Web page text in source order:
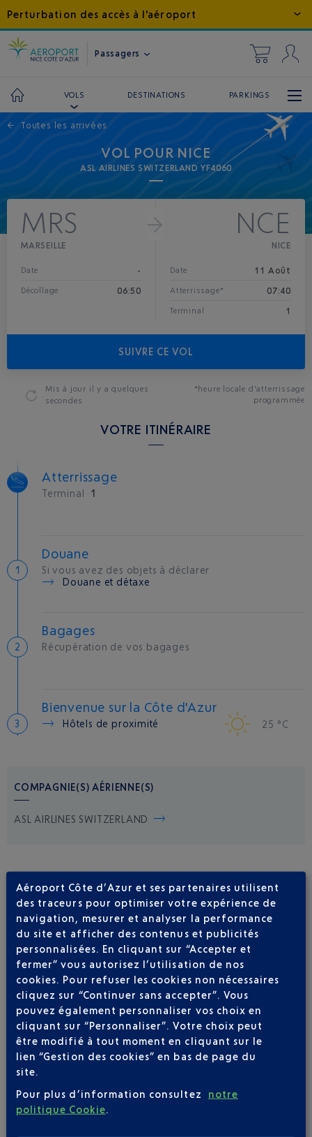
Perturbation des accès à l'aéroport
Passagers
VOLS DESTINATIONS PARKINGS
← Toutes les arrivées
VOL POUR NICE
ASL AIRLINES SWITZERLAND YF4060
MRS
MARSEILLE
Date -
Décollage 06:50
NCE
NICE
Date 11 Août
Atterrissage* 07:40
Terminal 1
SUIVRE CE VOL
Mis à jour il y a quelques
secondes
*heure locale d'atterrissage
programmée
VOTRE ITINÉRAIRE
Atterrissage
Terminal 1
Douane
Si vous avez des objets à déclarer
Douane et détaxe
Bagages
Récupération de vos bagages
Bienvenue sur la Côte d'Azur
Hôtels de proximité 25 °C
COMPAGNIE(S) AÉRIENNE(S)
ASL AIRLINES SWITZERLAND
Soyez notifié(e) de
toutes les évolutions
pour ce vol
SUIVRE CE VOL
Aéroport Côte d’Azur et ses partenaires utilisent
des traceurs pour optimiser votre expérience de
navigation, mesurer et analyser la performance
du site et afficher des contenus et publicités
personnalisées. En cliquant sur “Accepter et
fermer” vous autorisez l’utilisation de nos
cookies. Pour refuser les cookies non nécessaires
cliquez sur “Continuer sans accepter”. Vous
pouvez également personnaliser vos choix en
cliquant sur “Personnaliser”. Votre choix peut
être modifié à tout moment en cliquant sur le
lien “Gestion des cookies” en bas de page du
site.
Pour plus d’information consultez
notre
politique Cookie.